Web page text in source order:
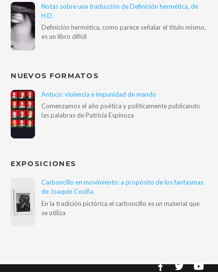
Notas sobre una traducción de Definición hermética, de
H.D.
Definición hermética, como parece señalar el título mismo,
es un libro difícil
NUEVOS FORMATOS
Antuco: violencia e impunidad de mando
Comenzamos el año poética y políticamente publicando
las palabras de Patricia Espinoza
EXPOSICIONES
Carboncillo en movimiento: a propósito de los fantasmas
de Joaquín Cociña
En la tradición pictórica el carboncillo es un material que
se utiliza